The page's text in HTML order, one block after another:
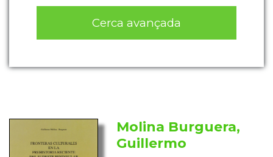
Cerca avançada
Molina Burguera,
Guillermo